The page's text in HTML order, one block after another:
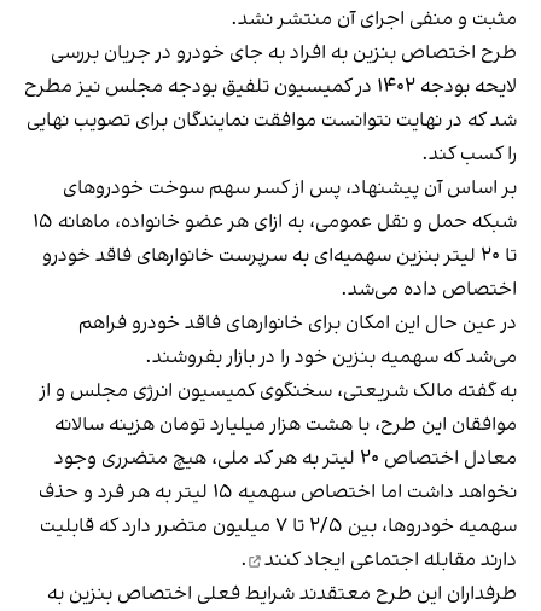
مثبت و منفی اجرای آن منتشر نشد.
طرح اختصاص بنزین به افراد به جای خودرو در جریان بررسی
لایحه بودجه ۱۴۰۲ در کمیسیون تلفیق بودجه مجلس نیز مطرح
شد که در نهایت نتوانست موافقت نمایندگان برای تصویب نهایی
را کسب کند.
بر اساس آن پیشنهاد، پس از کسر سهم سوخت خودروهای
شبکه حمل و نقل عمومی، به ازای هر عضو خانواده، ماهانه ۱۵
تا ۲۰ لیتر بنزین سهمیه‌ای به سرپرست خانوارهای فاقد خودرو
اختصاص داده می‌شد.
در عین حال این امکان برای خانوارهای فاقد خودرو فراهم
می‌شد که سهمیه بنزین خود را در بازار بفروشند.
به گفته مالک شریعتی، سخنگوی کمیسیون انرژی مجلس و از
موافقان این طرح، با هشت هزار میلیارد تومان هزینه سالانه
معادل اختصاص ۲۰ لیتر به هر کد ملی، هیچ متضرری وجود
نخواهد داشت اما اختصاص سهمیه ۱۵ لیتر به هر فرد و حذف
سهمیه خودروها، بین ۲/۵ تا ۷ میلیون متضرر دارد که قابلیت
دارند مقابله اجتماعی ایجاد کنند
.
طرفداران این طرح معتقدند شرایط فعلی اختصاص بنزین به